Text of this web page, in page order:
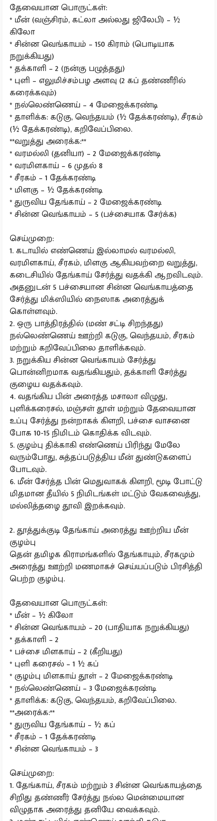
தேவையான பொருட்கள்:
* மீன் (வஞ்சிரம், கட்லா அல்லது ஜிலேபி) – ½
கிலோ
* சின்ன வெங்காயம் – 150 கிராம் (பொடியாக
நறுக்கியது)
* தக்காளி – 2 (நன்கு பழுத்தது)
* புளி – எலுமிச்சம்பழ அளவு (2 கப் தண்ணீரில்
கரைக்கவும்)
* நல்லெண்ணெய் – 4 மேஜைக்கரண்டி
* தாளிக்க: கடுகு, வெந்தயம் (½ தேக்கரண்டி), சீரகம்
(½ தேக்கரண்டி), கறிவேப்பிலை.
**வறுத்து அரைக்க:**
* வரமல்லி (தனியா) – 2 மேஜைக்கரண்டி
* வரமிளகாய் – 6 முதல் 8
* சீரகம் – 1 தேக்கரண்டி
* மிளகு – ½ தேக்கரண்டி
* துருவிய தேங்காய் – 2 மேஜைக்கரண்டி
* சின்ன வெங்காயம் – 5 (பச்சையாக சேர்க்க)
செய்முறை:
1. கடாயில் எண்ணெய் இல்லாமல் வரமல்லி,
வரமிளகாய், சீரகம், மிளகு ஆகியவற்றை வறுத்து,
கடைசியில் தேங்காய் சேர்த்து வதக்கி ஆறவிடவும்.
அதனுடன் 5 பச்சையான சின்ன வெங்காயத்தை
சேர்த்து மிக்ஸியில் நைஸாக அரைத்துக்
கொள்ளவும்.
2. ஒரு பாத்திரத்தில் (மண் சட்டி சிறந்தது)
நல்லெண்ணெய் ஊற்றி கடுகு, வெந்தயம், சீரகம்
மற்றும் கறிவேப்பிலை தாளிக்கவும்.
3. நறுக்கிய சின்ன வெங்காயம் சேர்த்து
பொன்னிறமாக வதங்கியதும், தக்காளி சேர்த்து
குழைய வதக்கவும்.
4. வதங்கிய பின் அரைத்த மசாலா விழுது,
புளிக்கரைசல், மஞ்சள் தூள் மற்றும் தேவையான
உப்பு சேர்த்து நன்றாகக் கிளறி, பச்சை வாசனை
போக 10-15 நிமிடம் கொதிக்க விடவும்.
5. குழம்பு திக்காகி எண்ணெய் பிரிந்து மேலே
வரும்போது, சுத்தப்படுத்திய மீன் துண்டுகளைப்
போடவும்.
6. மீன் சேர்த்த பின் மெதுவாகக் கிளறி, மூடி போட்டு
மிதமான தீயில் 5 நிமிடங்கள் மட்டும் வேகவைத்து,
மல்லித்தழை தூவி இறக்கவும்.
2. தூத்துக்குடி தேங்காய் அரைத்து ஊற்றிய மீன்
குழம்பு
தென் தமிழக கிராமங்களில் தேங்காயும், சீரகமும்
அரைத்து ஊற்றி மணமாகச் செய்யப்படும் பிரசித்தி
பெற்ற குழம்பு.
தேவையான பொருட்கள்:
* மீன் – ½ கிலோ
* சின்ன வெங்காயம் – 20 (பாதியாக நறுக்கியது)
* தக்காளி – 2
* பச்சை மிளகாய் – 2 (கீறியது)
* புளி கரைசல் – 1 ½ கப்
* குழம்பு மிளகாய் தூள் – 2 மேஜைக்கரண்டி
* நல்லெண்ணெய் – 3 மேஜைக்கரண்டி
* தாளிக்க: கடுகு, வெந்தயம், கறிவேப்பிலை.
**அரைக்க:**
* துருவிய தேங்காய் – ½ கப்
* சீரகம் – 1 தேக்கரண்டி
* சின்ன வெங்காயம் – 3
செய்முறை:
1. தேங்காய், சீரகம் மற்றும் 3 சின்ன வெங்காயத்தை
சிறிது தண்ணீர் சேர்த்து நல்ல மென்மையான
விழுதாக அரைத்து தனியே வைக்கவும்.